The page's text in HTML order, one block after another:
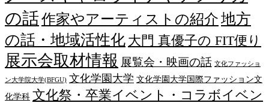
の話作家やアーティストの紹介地方
の話・地域活性化 大門 真優子の FIT便り
展示会取材情報 展覧会・映画の話 文化ファッショ
ン大学院大学(BFGU) 文化学園大学 文化学園大学国際ファッション文
化学科 文化祭・卒業イベント・コラボイベン